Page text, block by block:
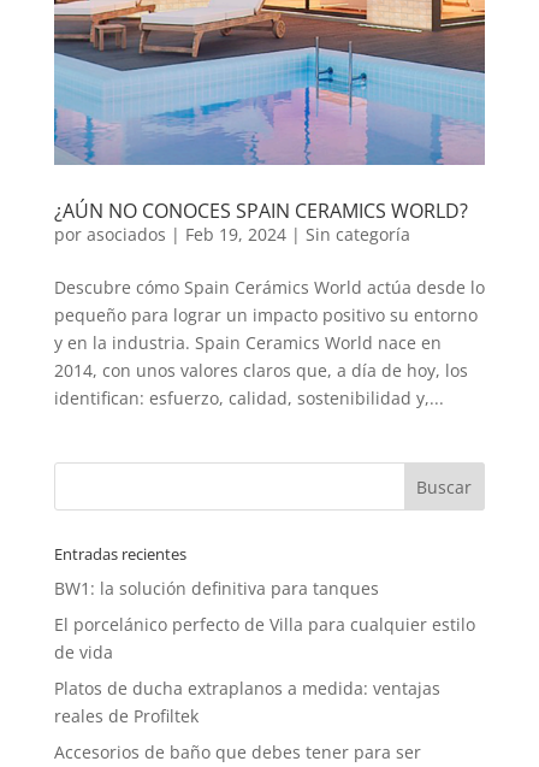
¿AÚN NO CONOCES SPAIN CERAMICS WORLD?
por asociados | Feb 19, 2024| Sin categoría
Descubre cómo Spain Cerámics World actúa desde lo
pequeño para lograr un impacto positivo su entorno
y en la industria. Spain Ceramics World nace en
2014, con unos valores claros que, a día de hoy, los
identifican: esfuerzo, calidad, sostenibilidad y,...
Entradas recientes
BW1: la solución definitiva para tanques
El porcelánico perfecto de Villa para cualquier estilo
de vida
Platos de ducha extraplanos a medida: ventajas
reales de Profiltek
Accesorios de baño que debes tener para ser